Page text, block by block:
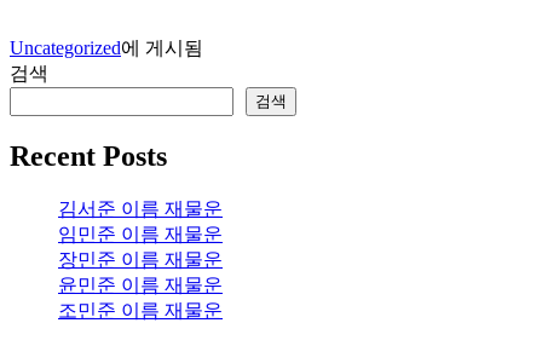
Uncategorized에 게시됨
검색
검색
Recent Posts
김서준 이름 재물운
임민준 이름 재물운
장민준 이름 재물운
윤민준 이름 재물운
조민준 이름 재물운